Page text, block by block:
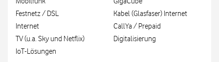
Festnetz / DSL
Internet
TV (u.a. Sky und Netflix)
IoT-Lösungen
Kabel (Glasfaser) Internet
CallYa / Prepaid
Digitalisierung